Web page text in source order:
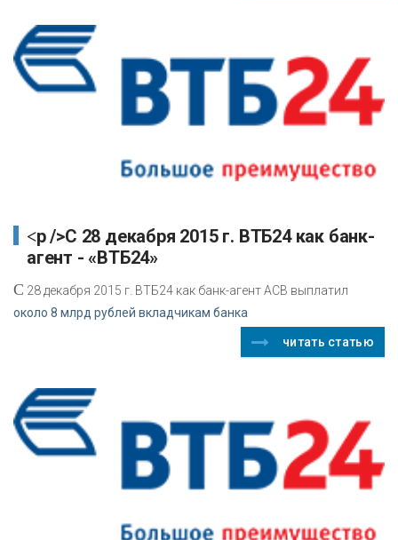
<p />С 28 декабря 2015 г. ВТБ24 как банк-
агент - «ВТБ24»
С 28 декабря 2015 г. ВТБ24 как банк-агент АСВ выплатил
около 8 млрд рублей вкладчикам банка
читать статью